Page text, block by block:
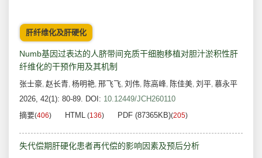
肝纤维化及肝硬化
Numb基因过表达的人脐带间充质干细胞移植对胆汁淤积性肝
纤维化的干预作用及其机制
张士豪, 赵长青, 杨明艳, 邢飞飞, 刘伟, 陈高峰, 陈佳美, 刘平, 慕永平
2026, 42(1): 80-89. DOI: 10.12449/JCH260110
摘要(406) HTML (136) PDF (87365KB)(205)
失代偿期肝硬化患者再代偿的影响因素及预后分析